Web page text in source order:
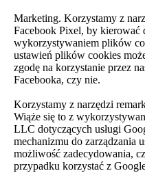
Marketing. Korzystamy z
Facebook Pixel, by kierować
wykorzystywaniem plików
ustawień plików cookies
zgodę na korzystanie przez
Facebooka, czy nie.
Korzystamy z narzędzi
Wiąże się to z
LLC dotyczących usługi
mechanizmu do zarządzania
możliwość zadecydowania,
przypadku korzystać z